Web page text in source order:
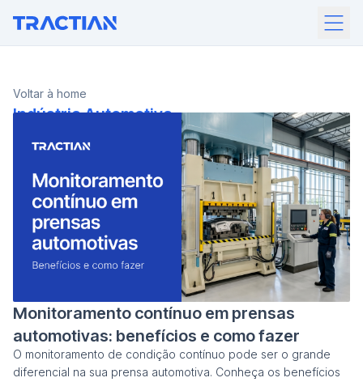
Voltar à home
Indústria Automotiva
Monitoramento contínuo em prensas
automotivas: benefícios e como fazer
O monitoramento de condição contínuo pode ser o grande
diferencial na sua prensa automotiva. Conheça os benefícios